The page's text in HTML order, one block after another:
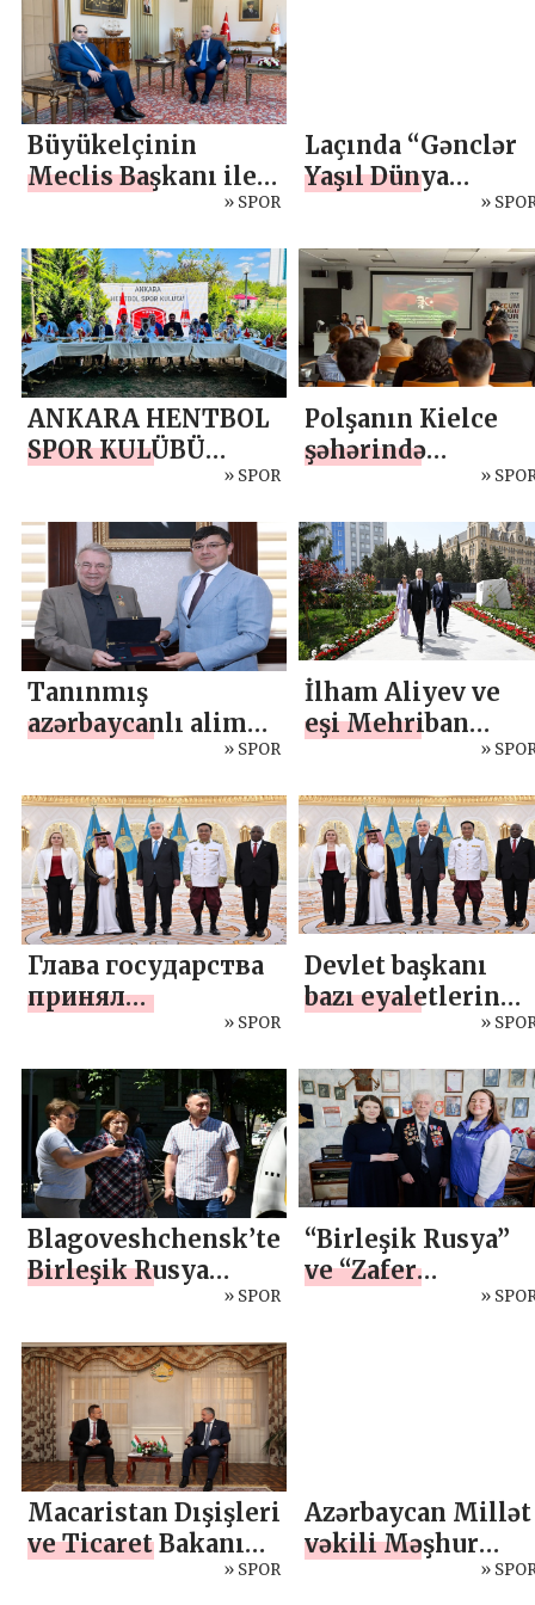
и победа» в трёх
регионах УрФО
Büyükelçinin
Meclis Başkanı ile
» SPOR
Laçında “Gənclər
Yaşıl Dünya
Naminə” Diaspor
Düşərgəsinin
rəsmi açılış
mərasimi
keçirilib
»
ANKARA HENTBOL
SPOR KULÜBÜ
YÖNETİM KURULU
KIZILCA
BAŞKANLIĞINDA
İMZA TÖRENİ
YAPILDI
» SPOR
Polşanın Kielce
şəhərində
“Azərbaycan və
münasibətləri”
adlı tədbir
keçirilib
»
Tanınmış
azərbaycanlı alim
Dövlət Komitəsində
» SPOR
İlham Aliyev ve
eşi Mehriban
Aliyeva, Bakü’de
Enstitüsü’nün
yeni binasının
açılışına katılarak
Botanik
Bahçesi’nde
yapılan
çalışmalarla
»
Глава государства
принял
ряда государств
» SPOR
Devlet başkanı
bazı eyaletlerin
»
Blagoveshchensk’te
Birleşik Rusya
yardım sağladı
» SPOR
“Birleşik Rusya”
ve “Zafer
Gönüllüleri”,
»
Macaristan Dışişleri
ve Ticaret Bakanı
» SPOR
Azərbaycan Millət
vəkili Məşhur
»